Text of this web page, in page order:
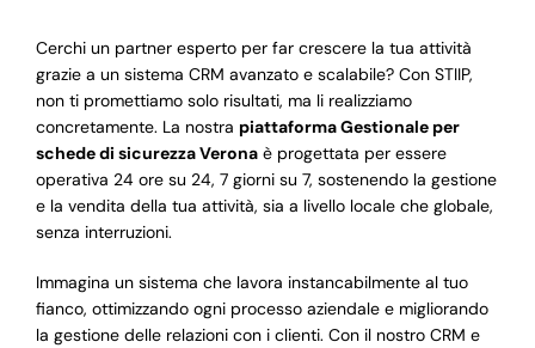
Cerchi un partner esperto per far crescere la tua attività
grazie a un sistema CRM avanzato e scalabile? Con STIIP,
non ti promettiamo solo risultati, ma li realizziamo
concretamente. La nostra piattaforma Gestionale per
schede di sicurezza Veronaè progettata per essere
operativa 24 ore su 24, 7 giorni su 7, sostenendo la gestione
e la vendita della tua attività, sia a livello locale che globale,
senza interruzioni.
Immagina un sistema che lavora instancabilmente al tuo
fianco, ottimizzando ogni processo aziendale e migliorando
la gestione delle relazioni con i clienti. Con il nostro CRM e